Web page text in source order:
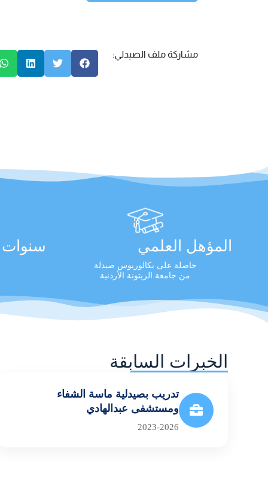
مشاركة ملف الصيدلي:
المؤهل العلمي
حاصلة على بكالوريوس صيدلة
من جامعة الزيتونة الأردنية
سنوات
الخبرات السابقة
تدريب بصيدلية ماسة الشفاء
ومستشفى عبدالهادي
2023-2026